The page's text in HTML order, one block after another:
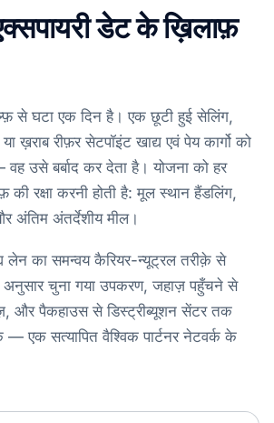
डेट के ख़िलाफ़
से घटा एक दिन है। एक छूटी हुई सेलिंग,
ख़राब रीफ़र सेटपॉइंट खाद्य एवं पेय कार्गो को
वह उसे बर्बाद कर देता है। योजना को हर
रक्षा करनी होती है: मूल स्थान हैंडलिंग,
अंतिम अंतर्देशीय मील।
लेन का समन्वय कैरियर-न्यूट्रल तरीक़े से
अनुसार चुना गया उपकरण, जहाज़ पहुँचने से
और पैकहाउस से डिस्ट्रीब्यूशन सेंटर तक
एक सत्यापित वैश्विक पार्टनर नेटवर्क के